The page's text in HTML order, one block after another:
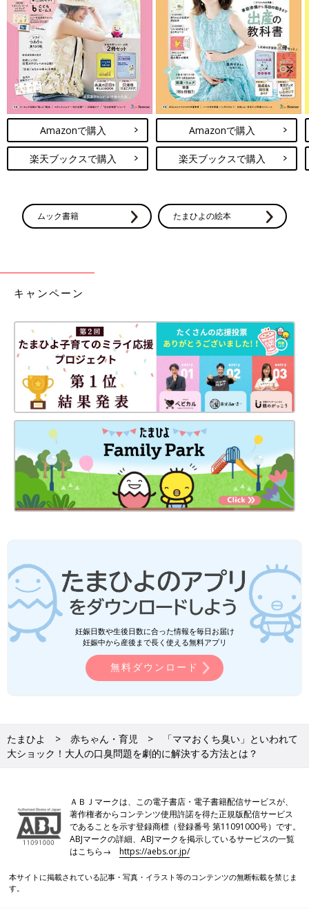
Amazonで購入
楽天ブックスで購入
Amazonで購入
楽天ブックスで購入
ムック書籍 たまひよの絵本
キャンペーン
妊娠日数や生後日数に合った情報を毎日お届け
妊娠中から産後まで長く使える無料アプリ
無料ダウンロード
たまひよ 赤ちゃん・育児
「ママおくち臭い」といわれて
大ショック！大人の口臭問題を劇的に解決する方法とは？
ＡＢＪマークは、この電子書店・電子書籍配信サービスが、
著作権者からコンテンツ使用許諾を得た正規版配信サービス
であることを示す登録商標（登録番号 第11091000号）です。
ABJマークの詳細、ABJマークを掲示しているサービスの一覧
はこちら→https://aebs.or.jp/
本サイトに掲載されている記事・写真・イラスト等のコンテンツの無断転載を禁じま
す。